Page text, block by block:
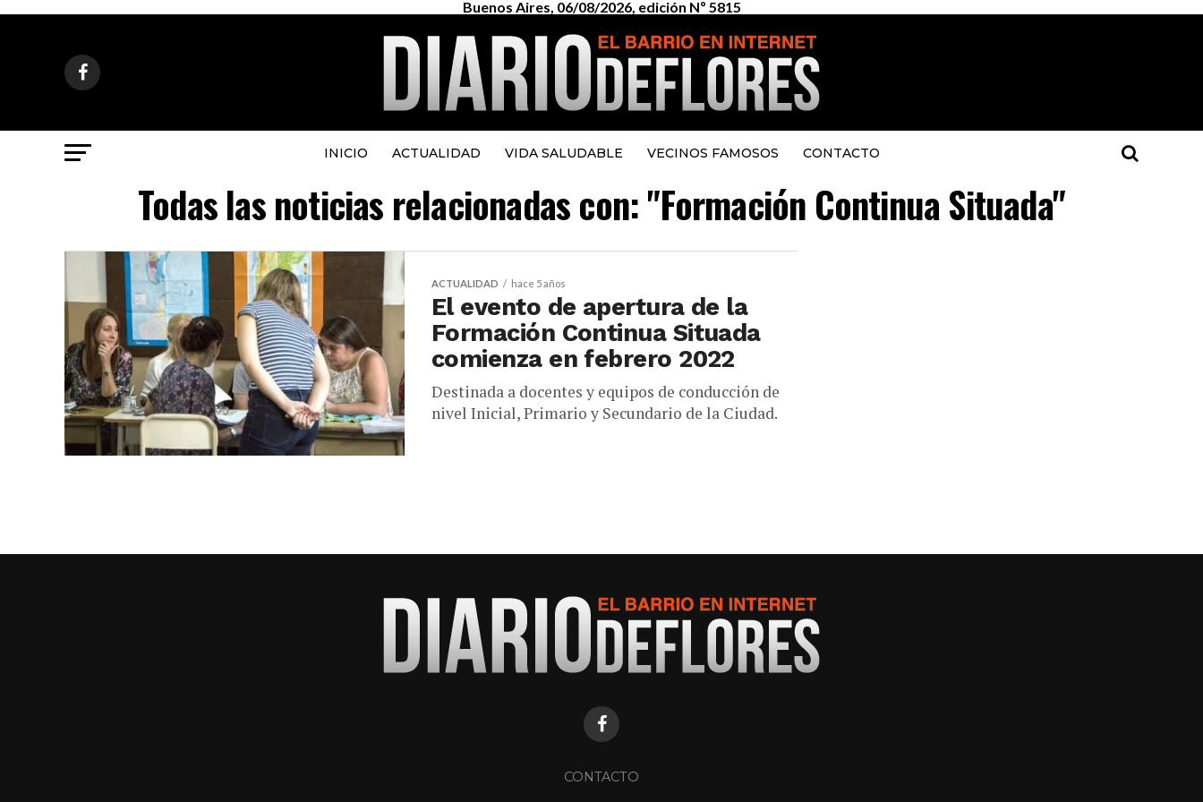
Buenos Aires, 06/08/2026, edición Nº 5815
INICIO ACTUALIDAD VIDA SALUDABLE VECINOS FAMOSOS CONTACTO
Todas las noticias relacionadas con: "Formación Continua Situada"
ACTUALIDAD hace 5 años
El evento de apertura de la
Formación Continua Situada
comienza en febrero 2022
Destinada a docentes y equipos de conducción de
nivel Inicial, Primario y Secundario de la Ciudad.
CONTACTO